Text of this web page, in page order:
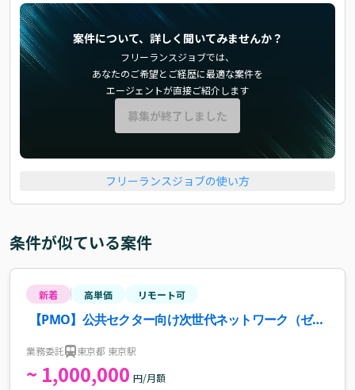
案件について、詳しく聞いてみませんか？
フリーランスジョブでは、
あなたのご希望とご経歴に最適な案件を
エージェントが直接ご紹介します
募集が終了しました
フリーランスジョブの使い方
条件が似ている案件
新着 高単価 リモート可
【PMO】公共セクター向け次世代ネットワーク（ゼロ
業務委託 東京都 東京駅
~ 1,000,000 円/月額